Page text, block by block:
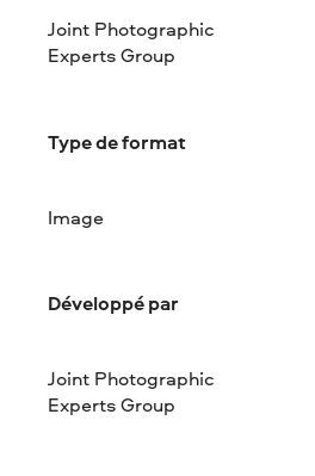
Joint Photographic
Experts Group
Type de format
Image
Développé par
Joint Photographic
Experts Group